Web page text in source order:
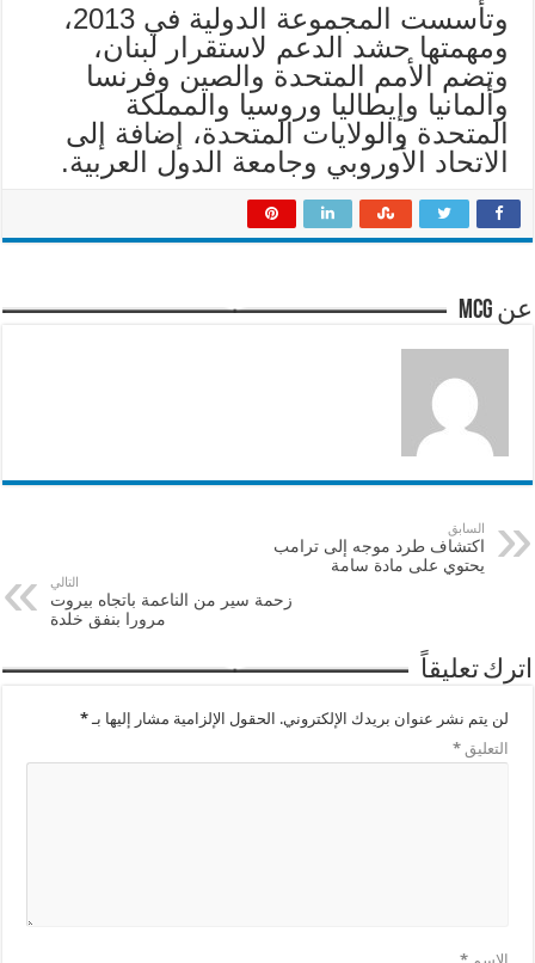
وتأسست المجموعة الدولية في 2013،
ومهمتها حشد الدعم لاستقرار لبنان،
وتضم الأمم المتحدة والصين وفرنسا
وألمانيا وإيطاليا وروسيا والمملكة
المتحدة والولايات المتحدة، إضافة إلى
الاتحاد الأوروبي وجامعة الدول العربية.
عن mcg
السابق
اكتشاف طرد موجه إلى ترامب
يحتوي على مادة سامة
التالي
زحمة سير من الناعمة باتجاه بيروت
مرورا بنفق خلدة
اترك تعليقاً
لن يتم نشر عنوان بريدك الإلكتروني. الحقول الإلزامية مشار إليها بـ*
التعليق*